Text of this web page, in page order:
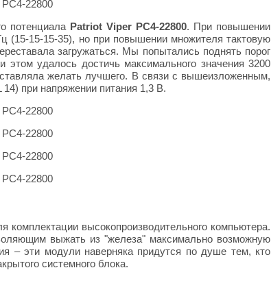
потенциала Patriot Viper PC4-22800. При повышении
(15-15-15-35), но при повышении множителя тактовую
загружаться. Мы попытались поднять порог
этом удалось достичь максимального значения 3200
желать лучшего. В связи с вышеизложенным,
при напряжении питания 1,3 В.
комплектации высокопроизводительного компьютера.
выжать из "железа" максимально возможную
– эти модули наверняка придутся по душе тем, кто
системного блока.